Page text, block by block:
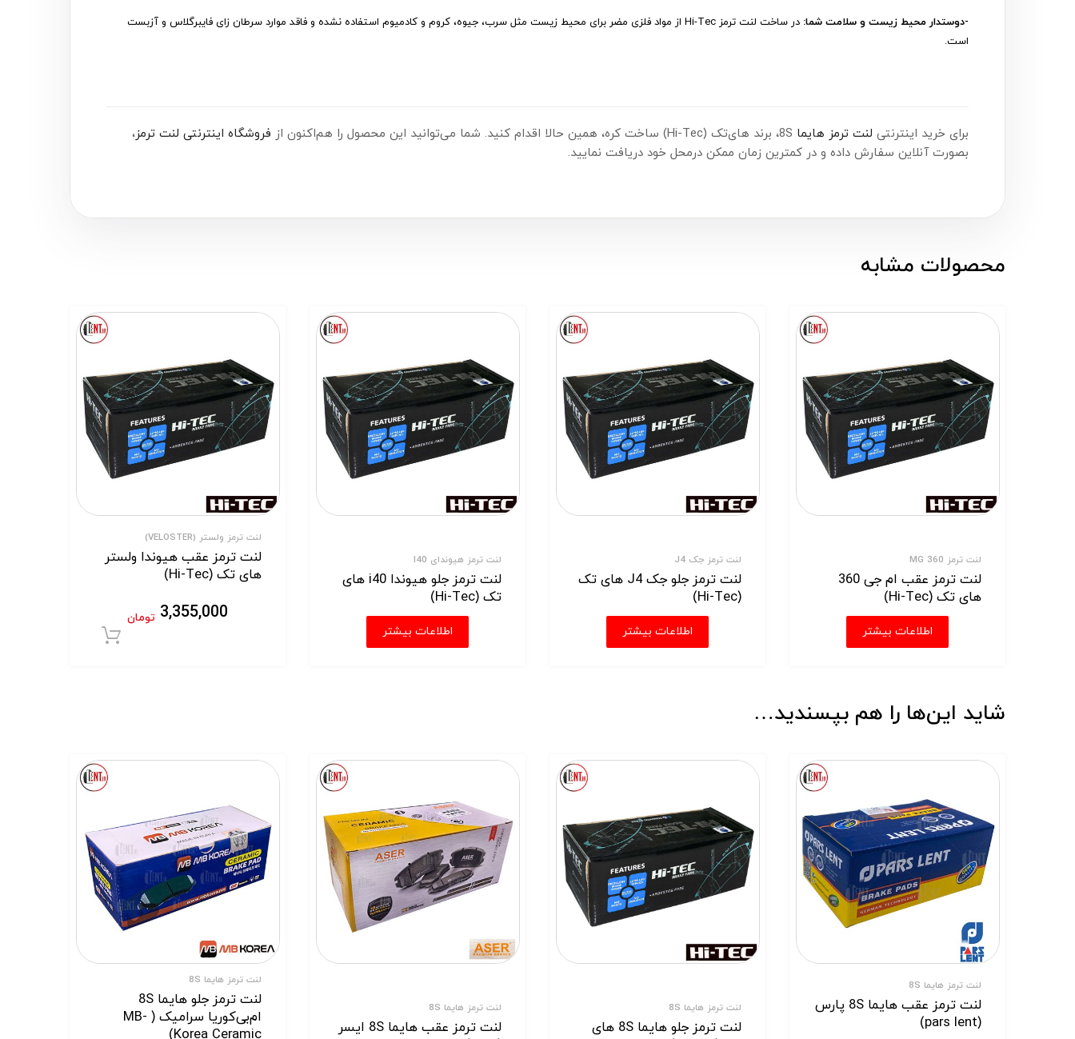
-دوستدار محیط زیست و سلامت شما:
در ساخت لنت ترمز Hi-Tec از مواد فلزی مضر برای محیط زیست مثل سرب، جیوه، کروم و کادمیوم استفاده نشده و فاقد موارد سرطان زای فایبرگلاس و آزبست
است.
برای خرید اینترنتی لنت ترمز هایما فروشگاه اینترنتی لنت ترمز،
بصورت آنلاین سفارش داده و در کمترین زمان ممکن درمحل خود دریافت نمایید.
شاید این‌ها را هم بپسندید…
لنت ترمز هایما 8S
لنت ترمز عقب هایما 8S پارس
(pars lent)
لنت ترمز هایما 8S
لنت ترمز جلو هایما 8S های
لنت ترمز هایما 8S
لنت ترمز عقب هایما 8S ایسر
لنت ترمز هایما 8S
لنت ترمز جلو هایما 8S
ام‌بی‌کوریا سرامیک ( MB-
Korea Ceramic)
محصولات مشابه
لنت ترمز MG 360
لنت ترمز عقب ام جی 360
های تک (Hi-Tec)
اطلاعات بیشتر
لنت ترمز جک J4
لنت ترمز جلو جک J4 های تک
(Hi-Tec)
اطلاعات بیشتر
لنت ترمز هیوندای I40
لنت ترمز جلو هیوندا i40 های
تک (Hi-Tec)
اطلاعات بیشتر
لنت ترمز ولستر (VELOSTER)
لنت ترمز عقب هیوندا ولستر
های تک (Hi-Tec)
3,355,000 تومان